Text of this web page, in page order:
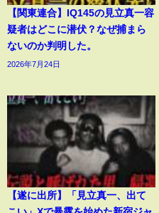
【関東連合】IQ145の見立真一容
疑者はどこに潜伏？なぜ捕まら
ないのか判明した。
2026年7月24日
【遂に出所】「見立真一、出て